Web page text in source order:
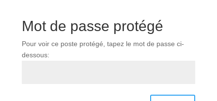
Mot de passe protégé
Pour voir ce poste protégé, tapez le mot de passe ci-
dessous: